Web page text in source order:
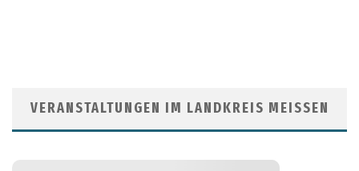
VERANSTALTUNGEN IM LANDKREIS MEISSEN